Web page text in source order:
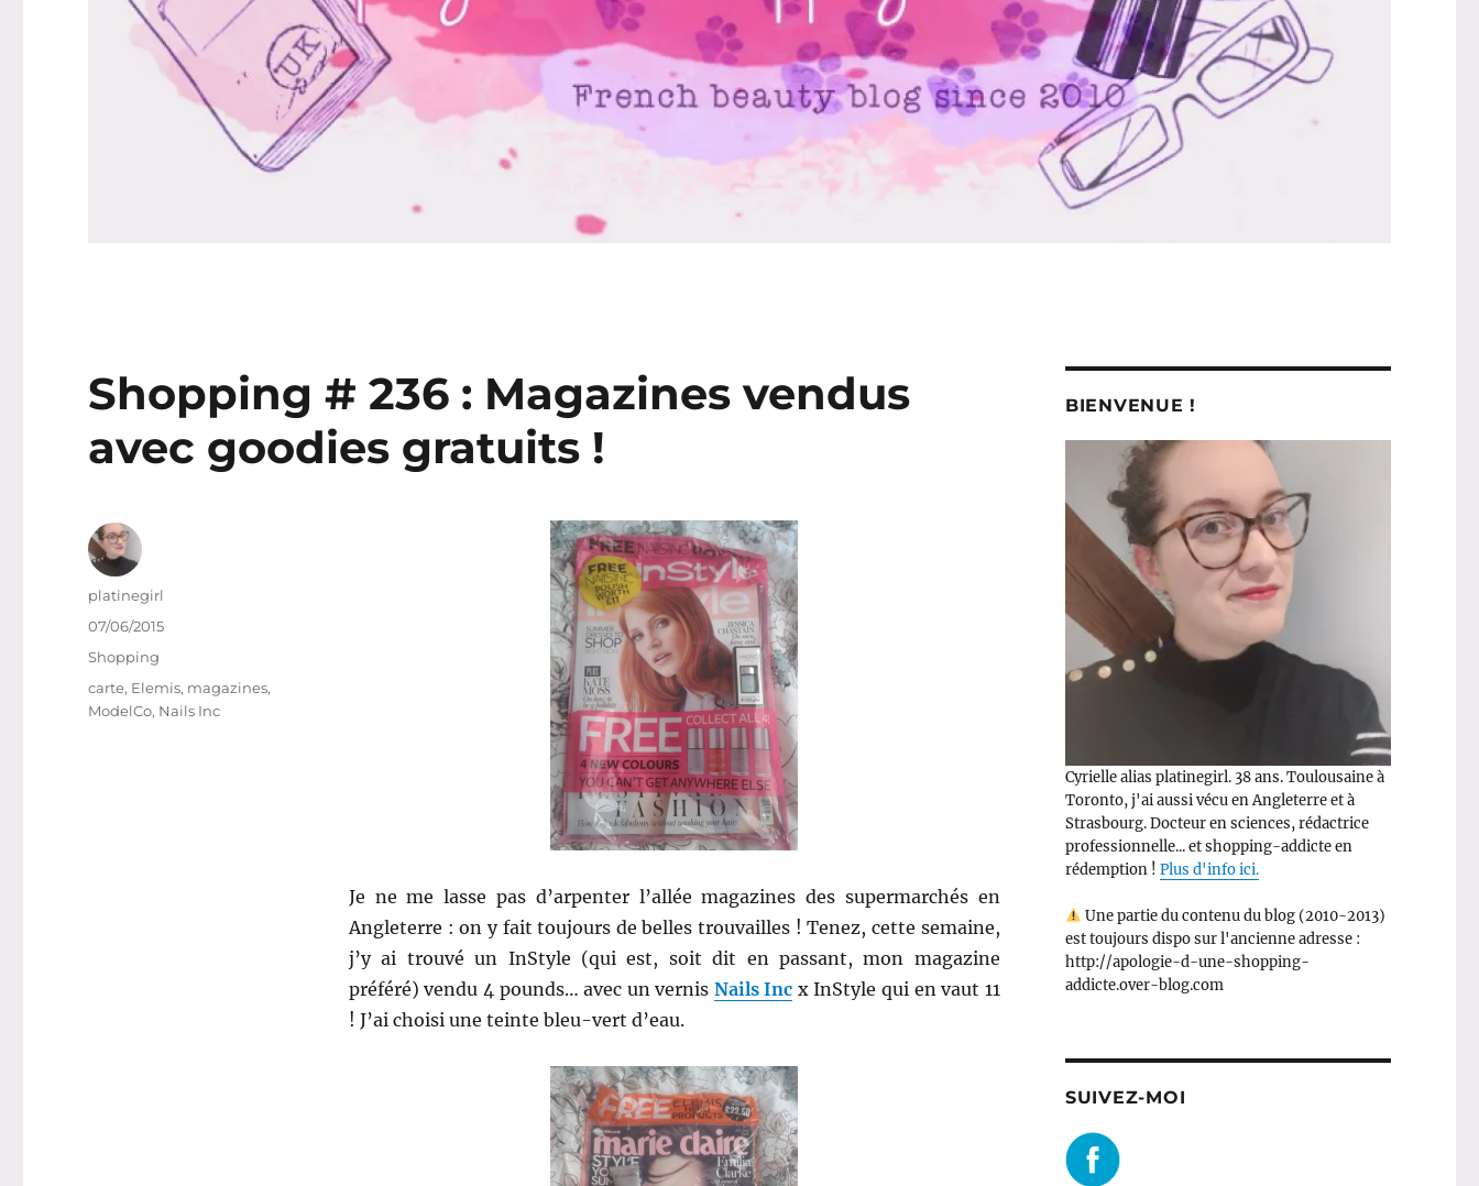
Shopping # 236 : Magazines vendus
avec goodies gratuits !
Je ne me lasse pas d’arpenter l’allée magazines des supermarchés en
Angleterre : on y fait toujours de belles trouvailles ! Tenez, cette semaine,
j’y ai trouvé un InStyle (qui est, soit dit en passant, mon magazine
préféré) vendu 4 pounds… avec un vernis Nails Inc x InStyle qui en vaut 11
! J’ai choisi une teinte bleu-vert d’eau.
Auteur
platinegirl
Publié
le
07/06/2015
Catégories
Shopping
Étiquettes
carte, Elemis, magazines,
ModelCo, Nails Inc
BIENVENUE !
Cyrielle alias platinegirl. 38 ans. Toulousaine à
Toronto, j'ai aussi vécu en Angleterre et à
Strasbourg. Docteur en sciences, rédactrice
professionnelle... et shopping-addicte en
rédemption ! Plus d'info ici.
Une partie du contenu du blog (2010-2013)
est toujours dispo sur l'ancienne adresse :
http://apologie-d-une-shopping-
addicte.over-blog.com
SUIVEZ-MOI